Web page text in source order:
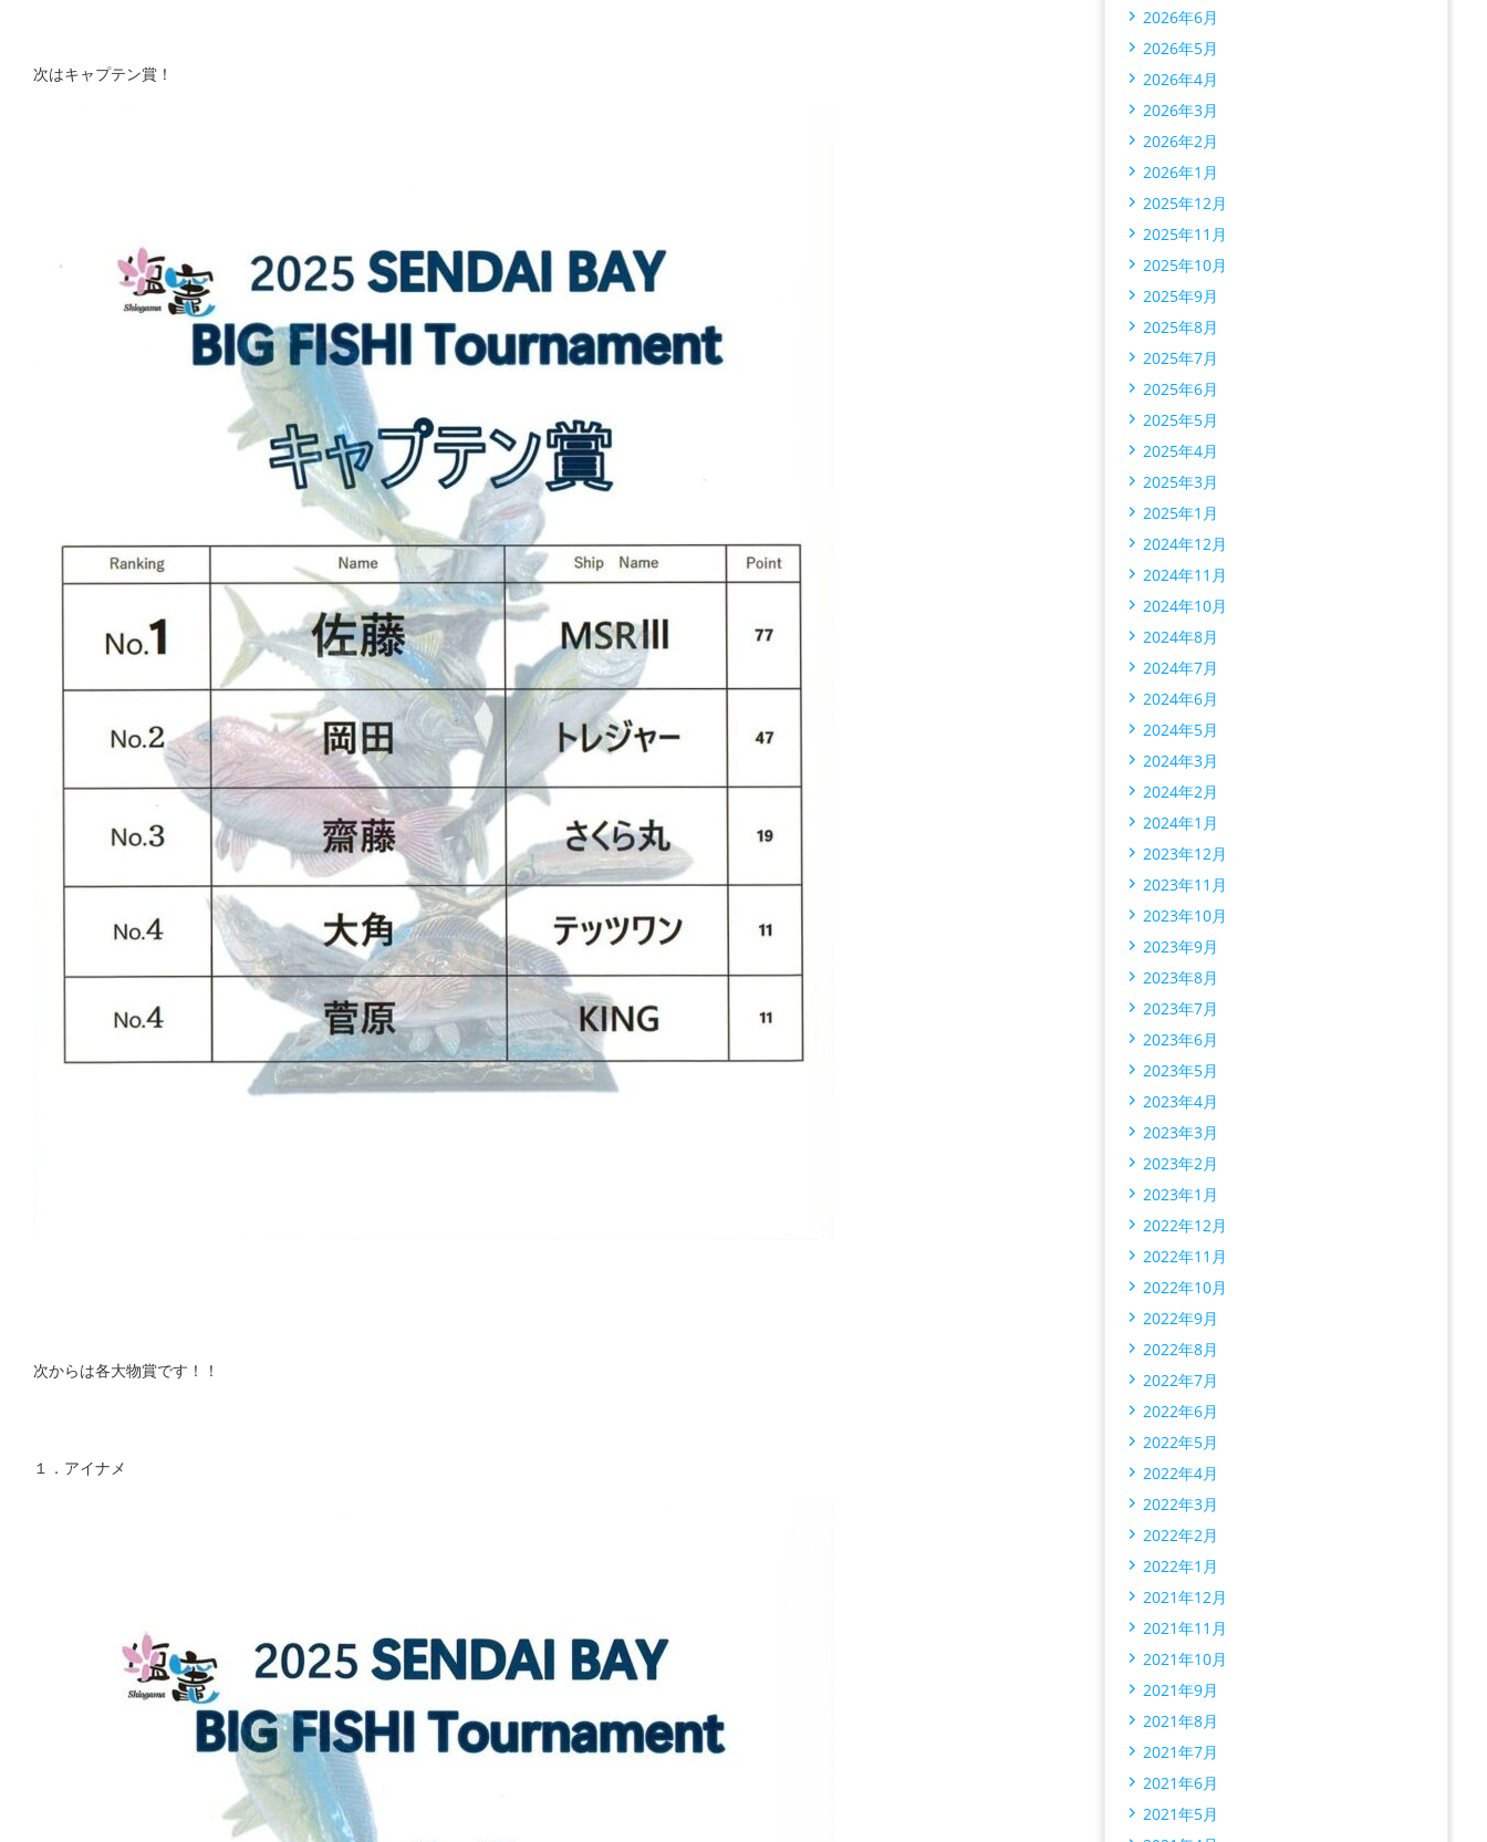
次はキャプテン賞！
次からは各大物賞です！！
１．アイナメ
2026年6月
2026年5月
2026年4月
2026年3月
2026年2月
2026年1月
2025年12月
2025年11月
2025年10月
2025年9月
2025年8月
2025年7月
2025年6月
2025年5月
2025年4月
2025年3月
2025年1月
2024年12月
2024年11月
2024年10月
2024年8月
2024年7月
2024年6月
2024年5月
2024年3月
2024年2月
2024年1月
2023年12月
2023年11月
2023年10月
2023年9月
2023年8月
2023年7月
2023年6月
2023年5月
2023年4月
2023年3月
2023年2月
2023年1月
2022年12月
2022年11月
2022年10月
2022年9月
2022年8月
2022年7月
2022年6月
2022年5月
2022年4月
2022年3月
2022年2月
2022年1月
2021年12月
2021年11月
2021年10月
2021年9月
2021年8月
2021年7月
2021年6月
2021年5月